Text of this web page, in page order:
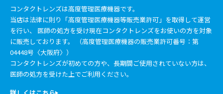
コンタクトレンズは高度管理医療機器です。
当店は法律に則り「高度管理医療機器等販売業許可」を取得して運営
を行い、 医師の処方を受け現在コンタクトレンズをお使いの方を対象
に販売しております。 （高度管理医療機器の販売業許可番号：第
04448号〈大阪府〉）
コンタクトレンズが初めての方や、長期間ご使用されていない方は、
医師の処方を受けた上でご利用ください。